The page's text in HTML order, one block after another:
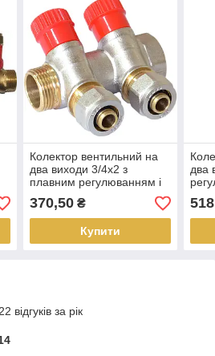
Колектор вентильний на
два виходи 3/4х2 з
плавним регулюванням і
фітингом
370,50₴
Купити
два
відгуків за рік